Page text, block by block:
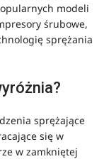
modeli
śrubowe,
sprężania
sprężające
się w
w zamkniętej